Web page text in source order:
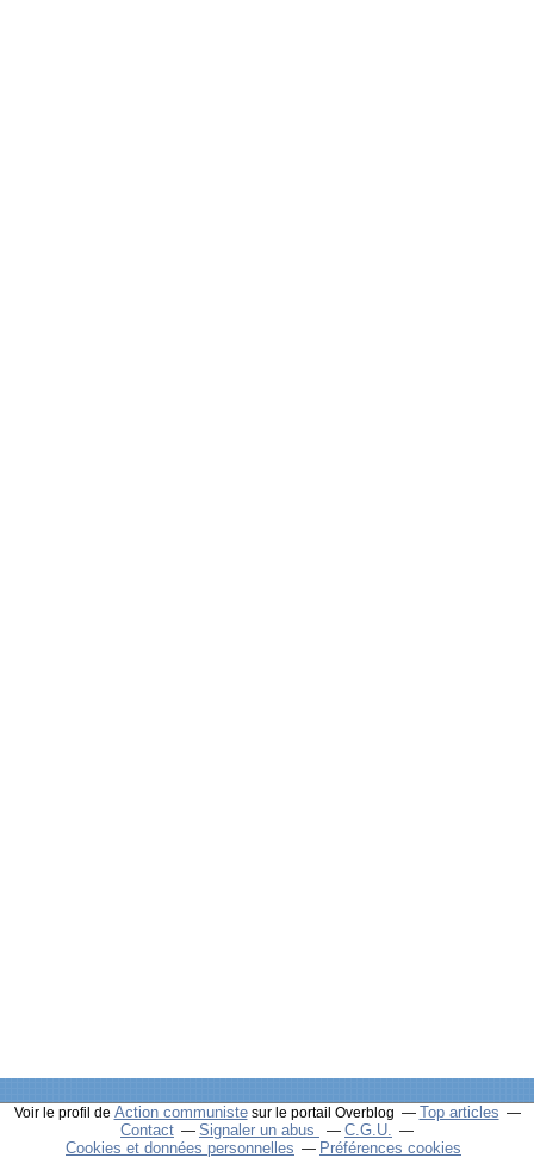
Voir le profil de Action communistesur le portail Overblog
Top articles
Contact
Signaler un abus
C.G.U.
Cookies et données personnelles
Préférences cookies